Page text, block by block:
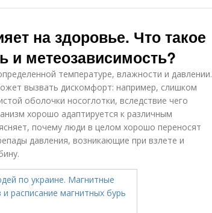
на здоровье. Что такое
и метеозависимость?
температуре, влажности и давлении.
вызвать дискомфорт: например, слишком
оболочки носоглотки, вследствие чего
хорошо адаптируется к различным
почему люди в целом хорошо переносят
давления, возникающие при взлете и